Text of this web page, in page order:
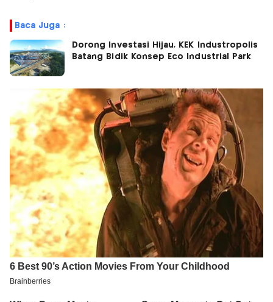
Baca Juga :
Dorong Investasi Hijau, KEK Industropolis
Batang Bidik Konsep Eco Industrial Park